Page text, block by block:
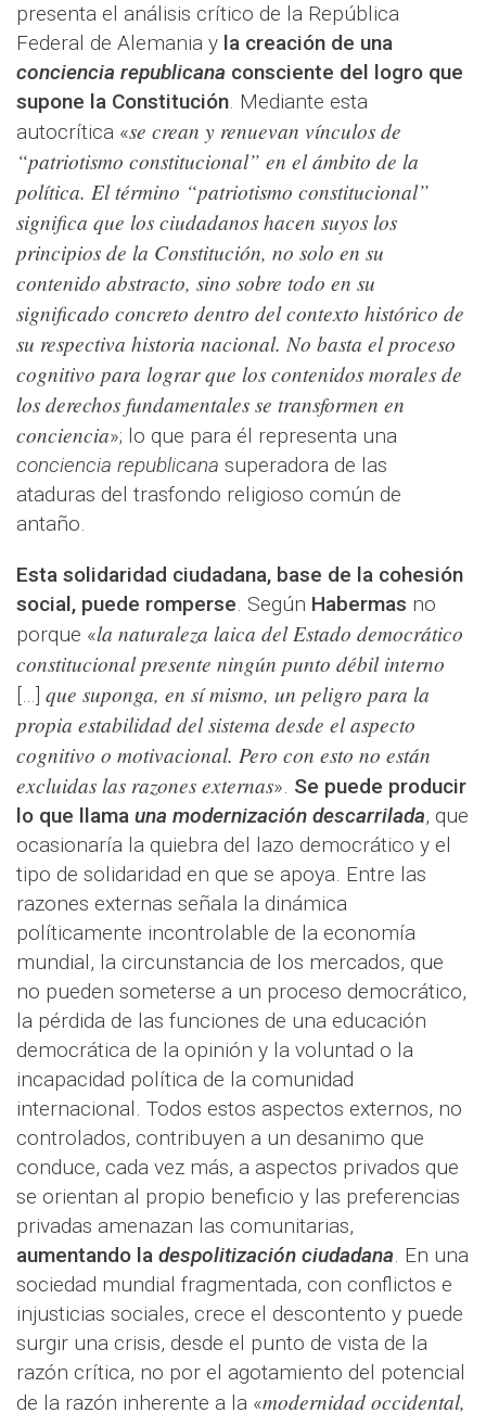
presenta el análisis crítico de la República
Federal de Alemania y la creación de una
conciencia republicana consciente del logro que
supone la Constitución. Mediante esta
autocrítica «se crean y renuevan vínculos de
“patriotismo constitucional” en el ámbito de la
política. El término “patriotismo constitucional”
significa que los ciudadanos hacen suyos los
principios de la Constitución, no solo en su
contenido abstracto, sino sobre todo en su
significado concreto dentro del contexto histórico de
su respectiva historia nacional. No basta el proceso
cognitivo para lograr que los contenidos morales de
los derechos fundamentales se transformen en
conciencia»; lo que para él representa una
conciencia republicana superadora de las
ataduras del trasfondo religioso común de
antaño.
Esta solidaridad ciudadana, base de la cohesión
social, puede romperse. Según Habermas no
porque «la naturaleza laica del Estado democrático
constitucional presente ningún punto débil interno
[…] que suponga, en sí mismo, un peligro para la
propia estabilidad del sistema desde el aspecto
cognitivo o motivacional. Pero con esto no están
excluidas las razones externas». Se puede producir
lo que llama una modernización descarrilada, que
ocasionaría la quiebra del lazo democrático y el
tipo de solidaridad en que se apoya. Entre las
razones externas señala la dinámica
políticamente incontrolable de la economía
mundial, la circunstancia de los mercados, que
no pueden someterse a un proceso democrático,
la pérdida de las funciones de una educación
democrática de la opinión y la voluntad o la
incapacidad política de la comunidad
internacional. Todos estos aspectos externos, no
controlados, contribuyen a un desanimo que
conduce, cada vez más, a aspectos privados que
se orientan al propio beneficio y las preferencias
privadas amenazan las comunitarias,
aumentando la despolitización ciudadana. En una
sociedad mundial fragmentada, con conflictos e
injusticias sociales, crece el descontento y puede
surgir una crisis, desde el punto de vista de la
razón crítica, no por el agotamiento del potencial
de la razón inherente a la «modernidad occidental,